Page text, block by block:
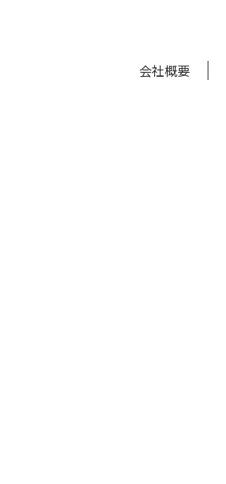
会社概要